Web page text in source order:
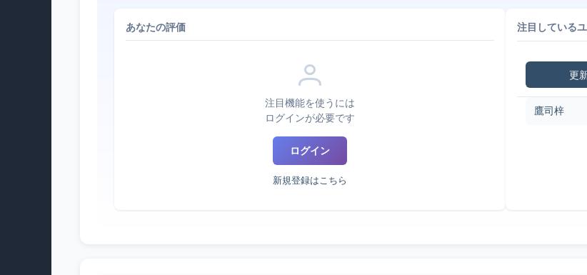
あなたの評価
注目機能を使うには
ログインが必要です
ログイン
新規登録はこちら
注目している
更
鷹司梓